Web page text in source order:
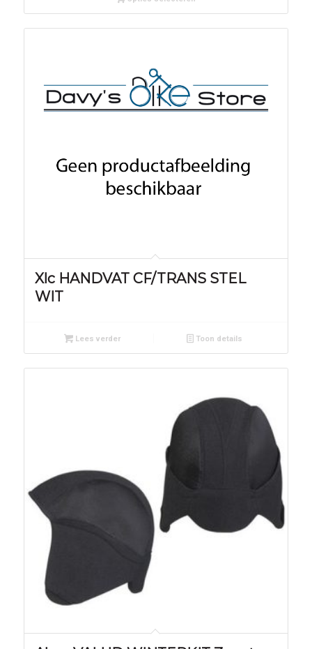
Xlc HANDVAT CF/TRANS STEL
WIT
Lees verder Toon details